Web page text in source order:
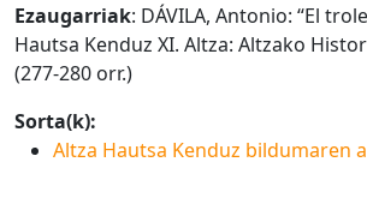
Ezaugarriak: DÁVILA, Antonio: “El
Hautsa Kenduz XI. Altza: Altzako
(277-280 orr.)
Sorta(k):
Altza Hautsa Kenduz bildumaren